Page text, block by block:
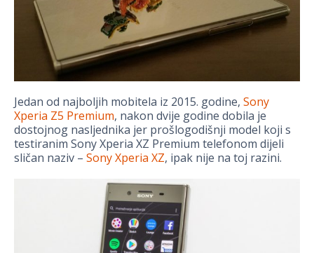
Jedan od najboljih mobitela iz 2015. godine, Sony
Xperia Z5 Premium, nakon dvije godine dobila je
dostojnog nasljednika jer prošlogodišnji model koji s
testiranim Sony Xperia XZ Premium telefonom dijeli
sličan naziv – Sony Xperia XZ, ipak nije na toj razini.